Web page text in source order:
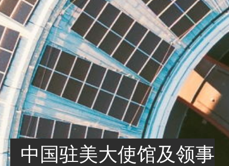
中国驻美大使馆及领事